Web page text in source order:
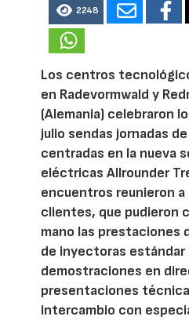
2248
Los centros
en Radevormwald y
(Alemania) celebraron
julio sendas jornadas
centradas en la nueva
eléctricas Allrounder
encuentros reunieron
clientes, que pudieron
mano las prestaciones
de inyectoras estándar
demostraciones en
presentaciones
intercambio con